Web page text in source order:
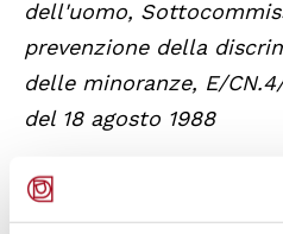
dell'uomo,
prevenzione della
delle minoranze, E/
del 18 agosto 1988
Aggiornato il: